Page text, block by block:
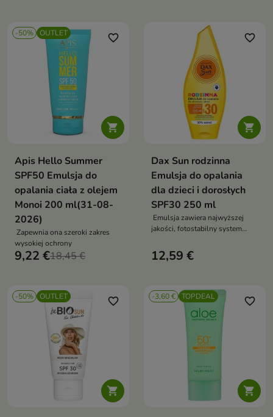
-50% OUTLET

favorite_border
Apis Hello Summer
SPF50 Emulsja do
opalania ciała z olejem
Monoi 200 ml(31-08-
2026)
Zapewnia ona szeroki zakres
wysokiej ochrony
9,22 €18,45 €

favorite_border
Dax Sun rodzinna
Emulsja do opalania
dla dzieci i dorosłych
SPF30 250 ml
Emulsja zawiera najwyższej
jakości, fotostabilny system
12,59 €
-50% OUTLET

favorite_border -3,60 € TOPDEAL

favorite_border